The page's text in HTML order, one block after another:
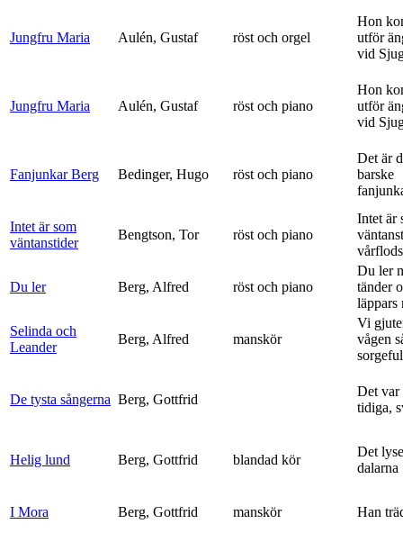
Jungfru Maria Aulén, Gustaf röst och orgel
Hon
utför
vid
Jungfru Maria Aulén, Gustaf röst och piano
Hon
utför
vid
Fanjunkar Berg Bedinger, Hugo röst och piano
Det är
barske
Intet är som
väntanstider
Bengtson, Tor röst och piano
Intet är
Du ler Berg, Alfred röst och piano
Du ler
tänder
läppars
Selinda och
Leander
Berg, Alfred manskör
Vi
vågen
De tysta sångerna Berg, Gottfrid
Det var
tidiga,
Helig lund Berg, Gottfrid blandad kör
Det
dalarna
I Mora Berg, Gottfrid manskör Han